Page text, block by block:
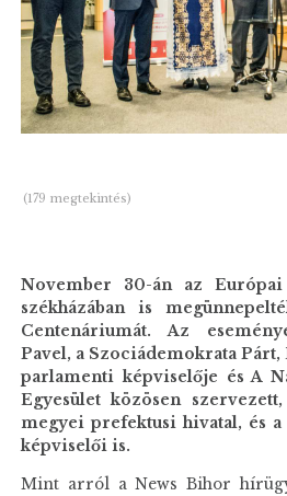
(179 megtekintés)
November 30-án az
székházában is
Centenáriumát. Az
Pavel, a Szociádemokrata
parlamenti képviselője és A
Egyesület közösen
megyei prefektusi hivatal, és
képviselői is.
Mint arról a News Bihor